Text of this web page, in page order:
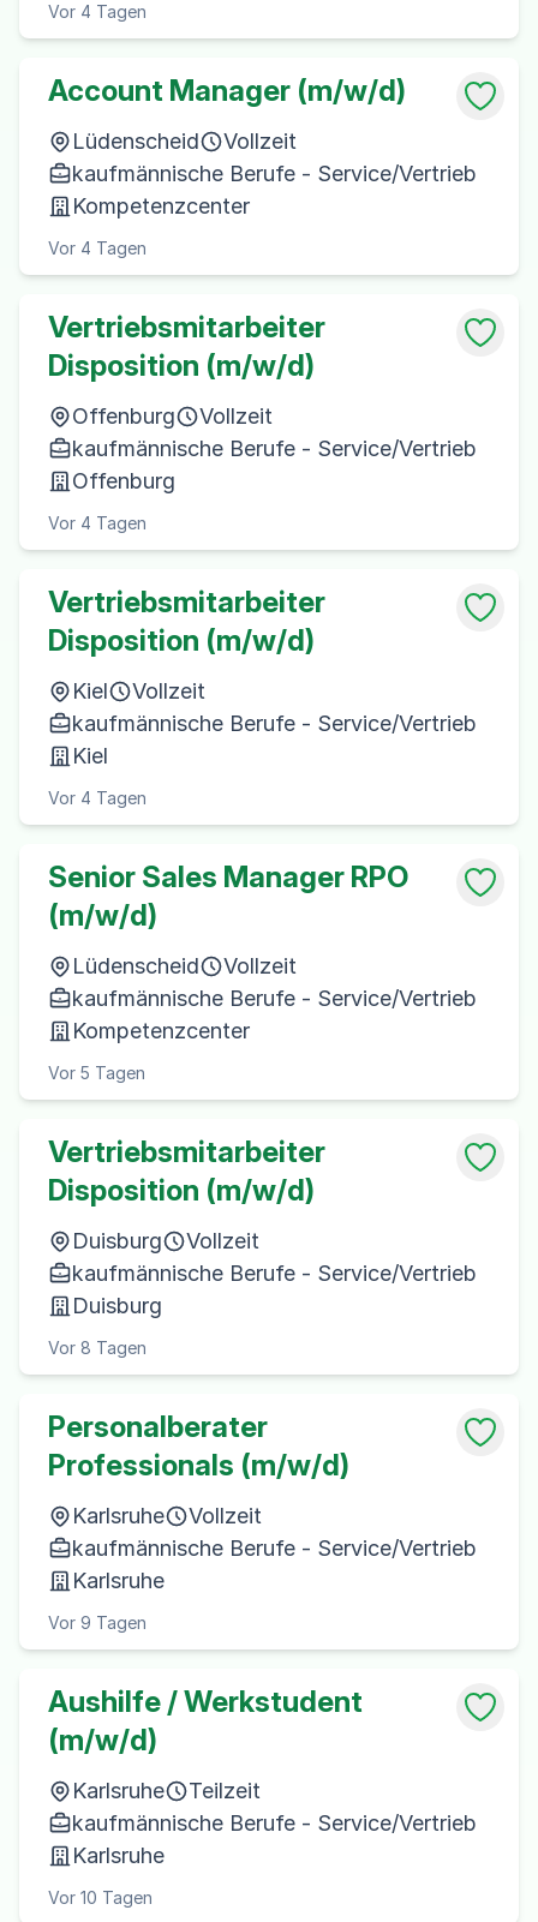
Vor 4 Tagen
Account Manager (m/w/d)
Lüdenscheid
Vollzeit
kaufmännische Berufe - Service/Vertrieb
Kompetenzcenter
Vor 4 Tagen
Vertriebsmitarbeiter
Disposition (m/w/d)
Offenburg
Vollzeit
kaufmännische Berufe - Service/Vertrieb
Offenburg
Vor 4 Tagen
Vertriebsmitarbeiter
Disposition (m/w/d)
Kiel
Vollzeit
kaufmännische Berufe - Service/Vertrieb
Kiel
Vor 4 Tagen
Senior Sales Manager RPO
(m/w/d)
Lüdenscheid
Vollzeit
kaufmännische Berufe - Service/Vertrieb
Kompetenzcenter
Vor 5 Tagen
Vertriebsmitarbeiter
Disposition (m/w/d)
Duisburg
Vollzeit
kaufmännische Berufe - Service/Vertrieb
Duisburg
Vor 8 Tagen
Personalberater
Professionals (m/w/d)
Karlsruhe
Vollzeit
kaufmännische Berufe - Service/Vertrieb
Karlsruhe
Vor 9 Tagen
Aushilfe / Werkstudent
(m/w/d)
Karlsruhe
Teilzeit
kaufmännische Berufe - Service/Vertrieb
Karlsruhe
Vor 10 Tagen